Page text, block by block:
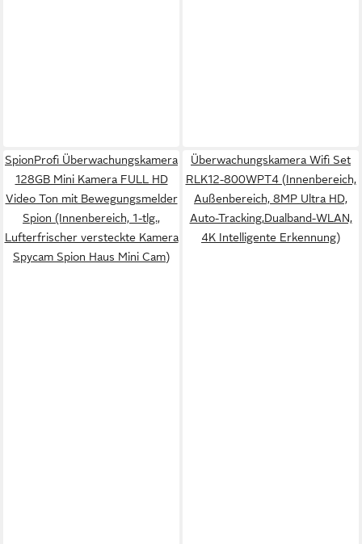
SpionProfi Überwachungskamera
128GB Mini Kamera FULL HD
Video Ton mit Bewegungsmelder
Spion (Innenbereich, 1-tlg.,
Lufterfrischer versteckte Kamera
Spycam Spion Haus Mini Cam)
Überwachungskamera Wifi Set
RLK12-800WPT4 (Innenbereich,
Außenbereich, 8MP Ultra HD,
Auto-Tracking,Dualband-WLAN,
4K Intelligente Erkennung)